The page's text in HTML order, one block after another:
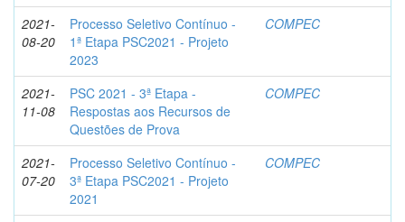
2021-
08-20
Processo Seletivo Contínuo -
1ª Etapa PSC2021 - Projeto
2023
COMPEC
2021-
11-08
PSC 2021 - 3ª Etapa -
Respostas aos Recursos de
Questões de Prova
COMPEC
2021-
07-20
Processo Seletivo Contínuo -
3ª Etapa PSC2021 - Projeto
2021
COMPEC